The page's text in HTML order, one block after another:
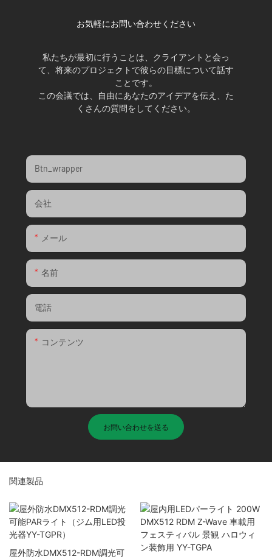
お気軽にお問い合わせください
私たちが最初に行うことは、クライアントと会っ
て、将来のプロジェクトで彼らの目標について話す
ことです。
この会議では、自由にあなたのアイデアを伝え、た
くさんの質問をしてください。
Btn_wrapper
会社
メール
名前
電話
コンテンツ
お問い合わせを送る
関連製品
屋外防水DMX512-RDM調光可